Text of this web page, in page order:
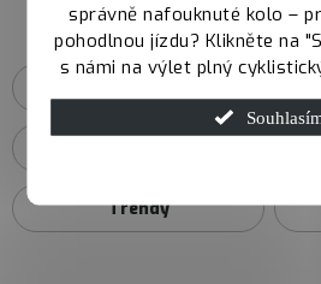
správně nafouknuté kolo –
pohodlnou jízdu? Klikněte na
s námi na výlet plný
Kategorie
Trendy